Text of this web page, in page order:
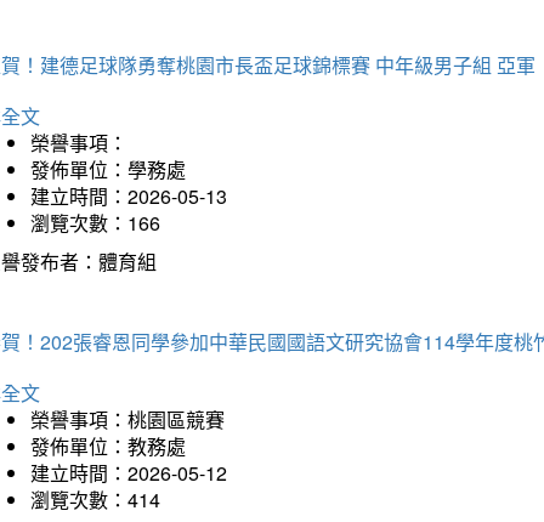
！建德足球隊勇奪桃園市長盃足球錦標賽 中年級男子組 亞軍
文
榮譽事項：
發佈單位：學務處
建立時間：2026-05-13
瀏覽次數：166
發布者：體育組
！202張睿恩同學參加中華民國國語文研究協會114學年度
文
榮譽事項：桃園區競賽
發佈單位：教務處
建立時間：2026-05-12
瀏覽次數：414